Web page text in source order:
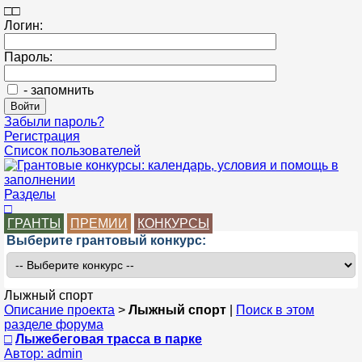
□□
Логин:
Пароль:
- запомнить
Забыли пароль?
Регистрация
Список пользователей
Разделы
□
ГРАНТЫ
ПРЕМИИ
КОНКУРСЫ
Выберите грантовый конкурс:
Лыжный спорт
Описание проекта > Лыжный спорт
Поиск в этом
разделе форума
□ Лыжебеговая трасса в парке
Автор: admin